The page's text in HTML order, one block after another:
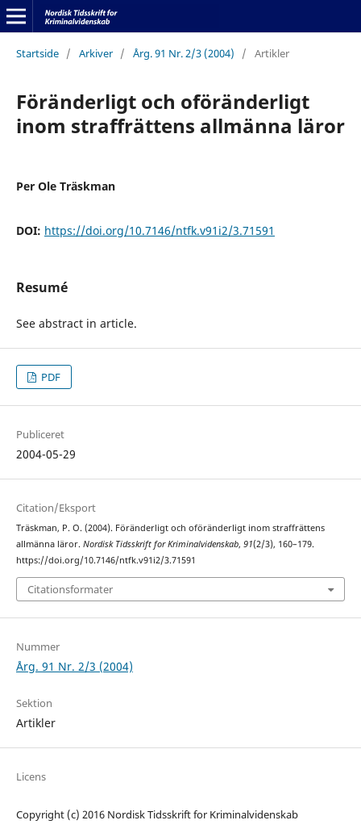
Startside / Arkiver / Årg. 91 Nr. 2/3 (2004) / Artikler
Föränderligt och oföränderligt
inom straffrättens allmänna läror
Per Ole Träskman
DOI: https://doi.org/10.7146/ntfk.v91i2/3.71591
Resumé
See abstract in article.
PDF
Publiceret
2004-05-29
Citation/Eksport
Träskman, P. O. (2004). Föränderligt och oföränderligt inom straffrättens
allmänna läror. Nordisk Tidsskrift for Kriminalvidenskab, 91(2/3), 160–179.
https://doi.org/10.7146/ntfk.v91i2/3.71591
Citationsformater
Nummer
Årg. 91 Nr. 2/3 (2004)
Sektion
Artikler
Licens
Copyright (c) 2016 Nordisk Tidsskrift for Kriminalvidenskab